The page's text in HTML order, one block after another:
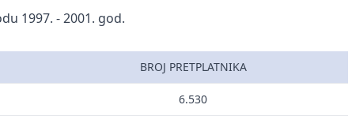
1997. - 2001. god.
BROJ PRETPLATNIKA
6.530